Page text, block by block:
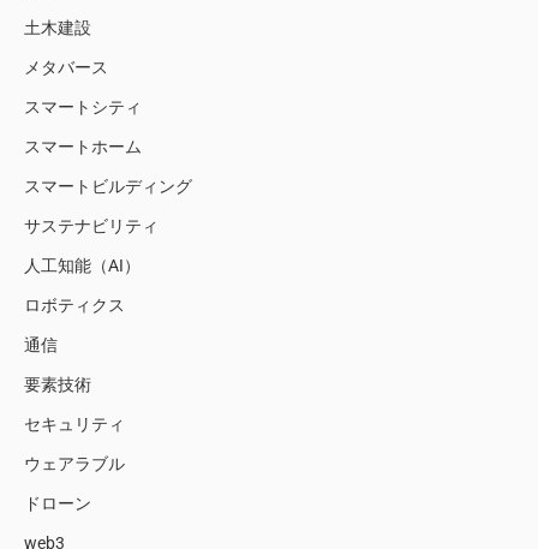
土木建設
メタバース
スマートシティ
スマートホーム
スマートビルディング
サステナビリティ
人工知能（AI）
ロボティクス
通信
要素技術
セキュリティ
ウェアラブル
ドローン
web3